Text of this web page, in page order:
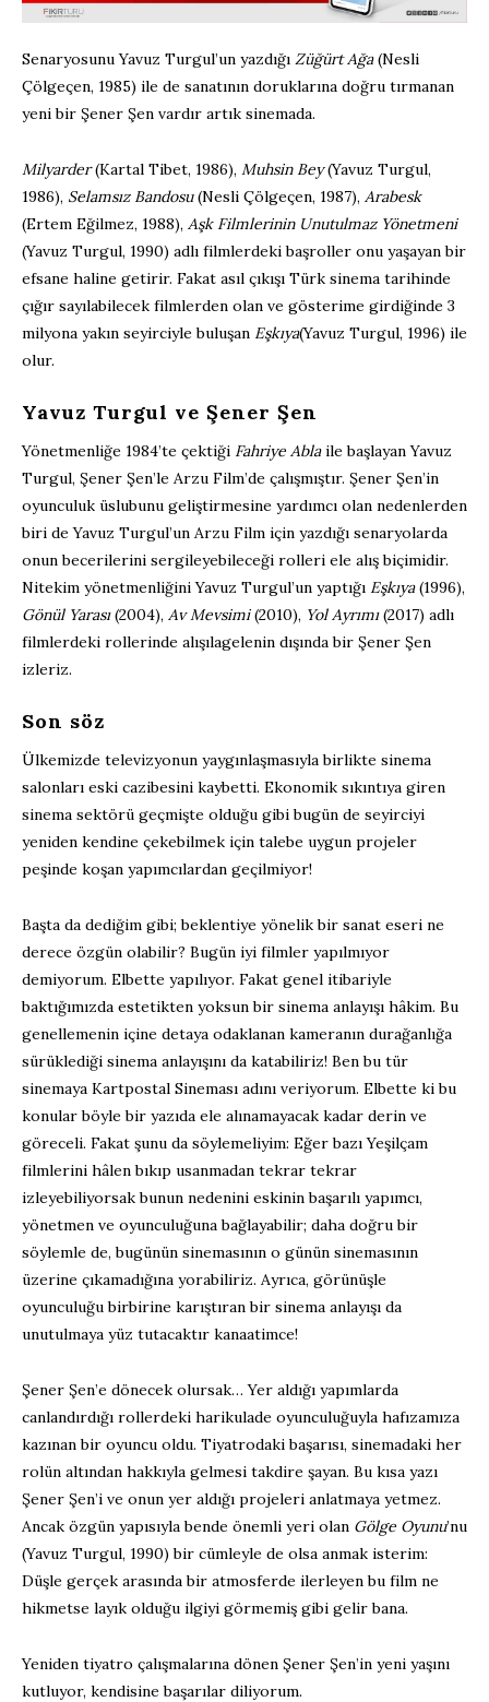
Senaryosunu Yavuz Turgul’un yazdığı Züğürt Ağa(Nesli
Çölgeçen, 1985) ile de sanatının doruklarına doğru tırmanan
yeni bir Şener Şen vardır artık sinemada.
Milyarder(Kartal Tibet, 1986), Muhsin Bey(Yavuz Turgul,
1986), Selamsız Bandosu(Nesli Çölgeçen, 1987), Arabesk
(Ertem Eğilmez, 1988), Aşk Filmlerinin Unutulmaz Yönetmeni
(Yavuz Turgul, 1990) adlı filmlerdeki başroller onu yaşayan bir
efsane haline getirir. Fakat asıl çıkışı Türk sinema tarihinde
çığır sayılabilecek filmlerden olan ve gösterime girdiğinde 3
milyona yakın seyirciyle buluşan Eşkıya(Yavuz Turgul, 1996) ile
olur.
Yavuz Turgul ve Şener Şen
Yönetmenliğe 1984’te çektiği Fahriye Ablaile başlayan Yavuz
Turgul, Şener Şen’le Arzu Film’de çalışmıştır. Şener Şen’in
oyunculuk üslubunu geliştirmesine yardımcı olan nedenlerden
biri de Yavuz Turgul’un Arzu Film için yazdığı senaryolarda
onun becerilerini sergileyebileceği rolleri ele alış biçimidir.
Nitekim yönetmenliğini Yavuz Turgul’un yaptığı Eşkıya(1996),
Gönül Yarası(2004), Av Mevsimi(2010), Yol Ayrımı(2017) adlı
filmlerdeki rollerinde alışılagelenin dışında bir Şener Şen
izleriz.
Son söz
Ülkemizde televizyonun yaygınlaşmasıyla birlikte sinema
salonları eski cazibesini kaybetti. Ekonomik sıkıntıya giren
sinema sektörü geçmişte olduğu gibi bugün de seyirciyi
yeniden kendine çekebilmek için talebe uygun projeler
peşinde koşan yapımcılardan geçilmiyor!
Başta da dediğim gibi; beklentiye yönelik bir sanat eseri ne
derece özgün olabilir? Bugün iyi filmler yapılmıyor
demiyorum. Elbette yapılıyor. Fakat genel itibariyle
baktığımızda estetikten yoksun bir sinema anlayışı hâkim. Bu
genellemenin içine detaya odaklanan kameranın durağanlığa
sürüklediği sinema anlayışını da katabiliriz! Ben bu tür
sinemaya Kartpostal Sineması adını veriyorum. Elbette ki bu
konular böyle bir yazıda ele alınamayacak kadar derin ve
göreceli. Fakat şunu da söylemeliyim: Eğer bazı Yeşilçam
filmlerini hâlen bıkıp usanmadan tekrar tekrar
izleyebiliyorsak bunun nedenini eskinin başarılı yapımcı,
yönetmen ve oyunculuğuna bağlayabilir; daha doğru bir
söylemle de, bugünün sinemasının o günün sinemasının
üzerine çıkamadığına yorabiliriz. Ayrıca, görünüşle
oyunculuğu birbirine karıştıran bir sinema anlayışı da
unutulmaya yüz tutacaktır kanaatimce!
Şener Şen’e dönecek olursak… Yer aldığı yapımlarda
canlandırdığı rollerdeki harikulade oyunculuğuyla hafızamıza
kazınan bir oyuncu oldu. Tiyatrodaki başarısı, sinemadaki her
rolün altından hakkıyla gelmesi takdire şayan. Bu kısa yazı
Şener Şen’i ve onun yer aldığı projeleri anlatmaya yetmez.
Ancak özgün yapısıyla bende önemli yeri olan Gölge Oyunu’nu
(Yavuz Turgul, 1990) bir cümleyle de olsa anmak isterim:
Düşle gerçek arasında bir atmosferde ilerleyen bu film ne
hikmetse layık olduğu ilgiyi görmemiş gibi gelir bana.
Yeniden tiyatro çalışmalarına dönen Şener Şen’in yeni yaşını
kutluyor, kendisine başarılar diliyorum.